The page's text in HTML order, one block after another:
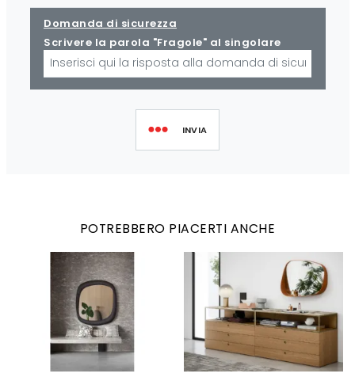
Domanda di sicurezza
Scrivere la parola "Fragole" al singolare
INVIA
POTREBBERO PIACERTI ANCHE